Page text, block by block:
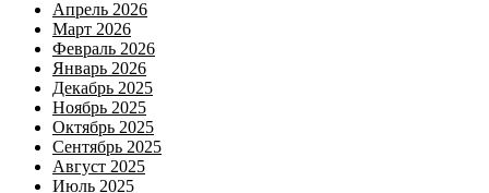
Апрель 2026
Март 2026
Февраль 2026
Январь 2026
Декабрь 2025
Ноябрь 2025
Октябрь 2025
Сентябрь 2025
Август 2025
Июль 2025